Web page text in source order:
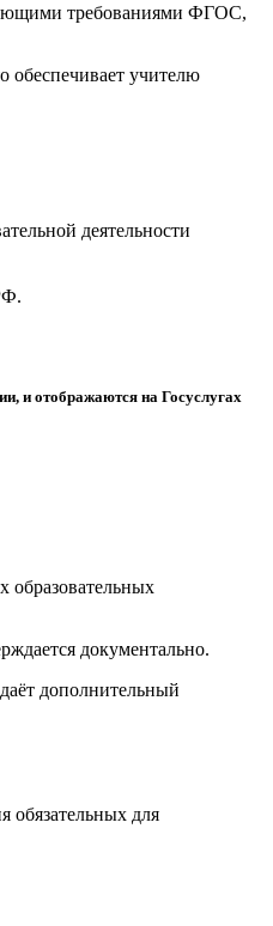
требованиями ФГОС,
обеспечивает учителю
деятельности
и отображаются на Госуслугах
образовательных
документально.
дополнительный
обязательных для